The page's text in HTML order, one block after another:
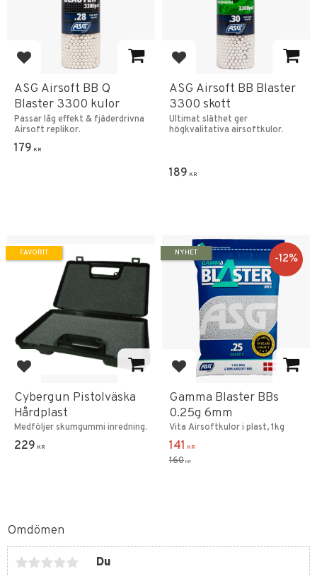
Omdömen
Du
Lägg till i favoriter
ASG Airsoft BB Q
Blaster 3300 kulor
Passar låg effekt & fjäderdrivna
Airsoft replikor.
179 KR
Lägg till i favoriter
ASG Airsoft BB Blaster
3300 skott
Ultimat släthet ger
högkvalitativa airsoftkulor.
189 KR
Lägg till i favoriter
Cybergun Pistolväska
Hårdplast
Medföljer skumgummi inredning.
229 KR
FAVORIT
Lägg till i favoriter
Gamma Blaster BBs
0.25g 6mm
Vita Airsoftkulor i plast, 1kg
141 KR
160 KR
12%
NYHET